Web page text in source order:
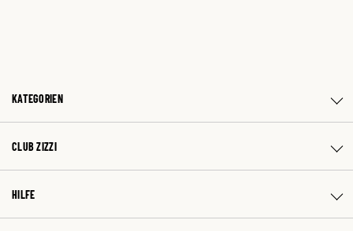
KATEGORIEN
CLUB ZIZZI
HILFE